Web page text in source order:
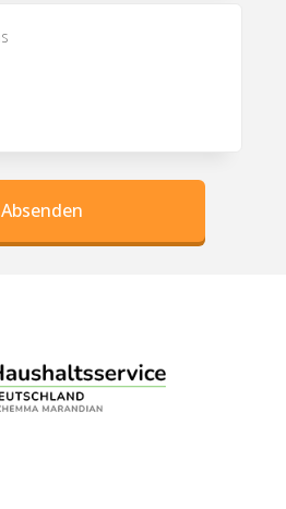
Absenden